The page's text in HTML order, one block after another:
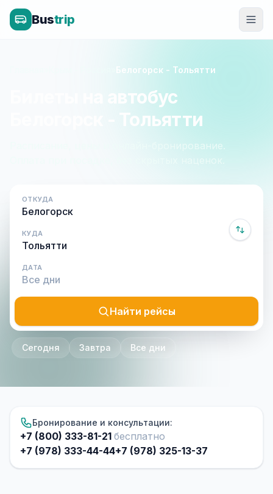
Bustrip
Белогорск - Тольятти
Билеты на автобус
Белогорск - Тольятти
Расписание, цены и онлайн-бронирование.
Оплата при посадке, без скрытых наценок.
ОТКУДА
КУДА
ДАТА
Найти рейсы
Сегодня Завтра Все дни
Бронирование и консультации:
+7 (800) 333-81-21 бесплатно
+7 (978) 333-44-44+7 (978) 325-13-37